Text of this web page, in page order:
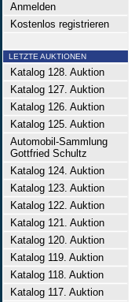
Anmelden
Kostenlos registrieren
LETZTE AUKTIONEN
Katalog 128. Auktion
Katalog 127. Auktion
Katalog 126. Auktion
Katalog 125. Auktion
Automobil-Sammlung
Gottfried Schultz
Katalog 124. Auktion
Katalog 123. Auktion
Katalog 122. Auktion
Katalog 121. Auktion
Katalog 120. Auktion
Katalog 119. Auktion
Katalog 118. Auktion
Katalog 117. Auktion